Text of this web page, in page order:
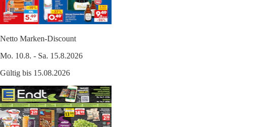
Netto Marken-Discount
Mo. 10.8. - Sa. 15.8.2026
Gültig bis 15.08.2026